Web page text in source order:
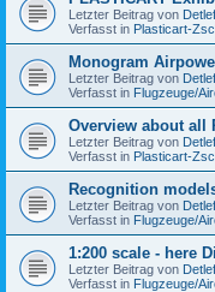
Letzter Beitrag von Detlef
Verfasst in Plasticart-
Monogram
Letzter Beitrag von Detlef
Verfasst in Flugzeuge/
Overview about all
Letzter Beitrag von Detlef
Verfasst in Plasticart-
Recognition
Letzter Beitrag von Detlef
Verfasst in Flugzeuge/
1:200 scale - here
Letzter Beitrag von Detlef
Verfasst in Flugzeuge/